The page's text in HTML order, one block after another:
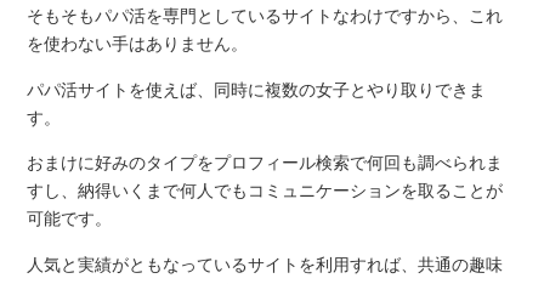
そもそもパパ活を専門としているサイトなわけですから、これ
を使わない手はありません。
パパ活サイトを使えば、同時に複数の女子とやり取りできま
す。
おまけに好みのタイプをプロフィール検索で何回も調べられま
すし、納得いくまで何人でもコミュニケーションを取ることが
可能です。
人気と実績がともなっているサイトを利用すれば、共通の趣味